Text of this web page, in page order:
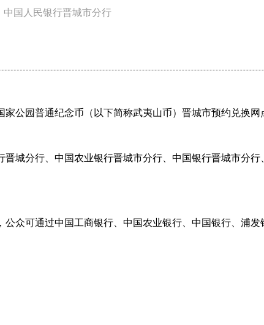
中国人民银行晋城市分行
公园普通纪念币（以下简称武夷山币）晋城市预约兑换网
城分行、中国农业银行晋城市分行、中国银行晋城市分
众可通过中国工商银行、中国农业银行、中国银行、浦